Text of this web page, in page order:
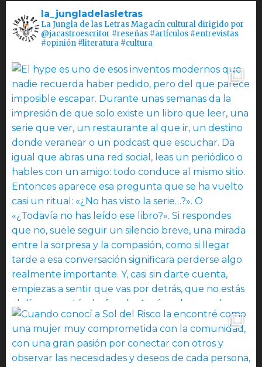
la_jungladelasletras
La Jungla de las Letras Magacín cultural dirigido por
@jacastroescritor #reseñas #artículos #entrevistas
#opinión #literatura #cultura